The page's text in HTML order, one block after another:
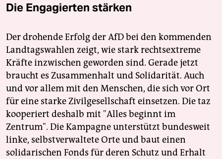
Die Engagierten stärken
Der drohende Erfolg der AfD bei den kommenden
Landtagswahlen zeigt, wie stark rechtsextreme
Kräfte inzwischen geworden sind. Gerade jetzt
braucht es Zusammenhalt und Solidarität. Auch
und vor allem mit den Menschen, die sich vor Ort
für eine starke Zivilgesellschaft einsetzen. Die taz
kooperiert deshalb mit "Alles beginnt im
Zentrum". Die Kampagne unterstützt bundesweit
linke, selbstverwaltete Orte und baut einen
solidarischen Fonds für deren Schutz und Erhalt